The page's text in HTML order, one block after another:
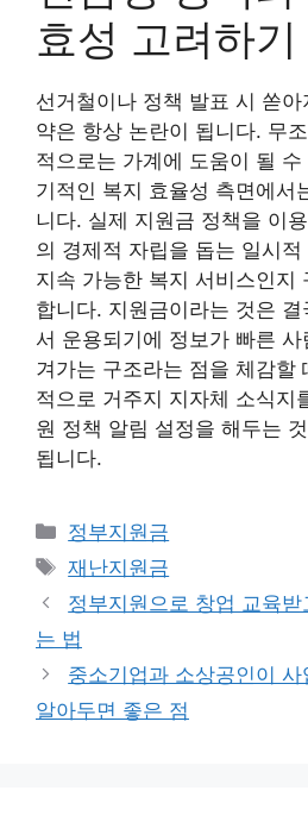
효성 고려하기
선거철이나 정책 발표 시 쏟
약은 항상 논란이 됩니다. 무
적으로는 가계에 도움이 될
기적인 복지 효율성 측면에서
니다. 실제 지원금 정책을 이
의 경제적 자립을 돕는 일시
지속 가능한 복지 서비스인지
합니다. 지원금이라는 것은
서 운용되기에 정보가 빠른
겨가는 구조라는 점을 체감할
적으로 거주지 지자체 소식지
원 정책 알림 설정을 해두는
됩니다.
카
테
리
정부지원금
태
그
재난지원금
정부지원으로 창업 교육
는 법
중소기업과 소상공인이
알아두면 좋은 점